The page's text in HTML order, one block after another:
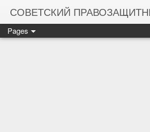
СОВЕТСКИЙ
Pages